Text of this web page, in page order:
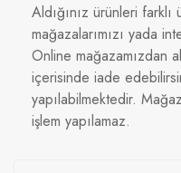
Aldığınız ürünleri
mağazalarımızı yada
Online mağazamızdan
içerisinde iade
yapılabilmektedir.
işlem yapılamaz.